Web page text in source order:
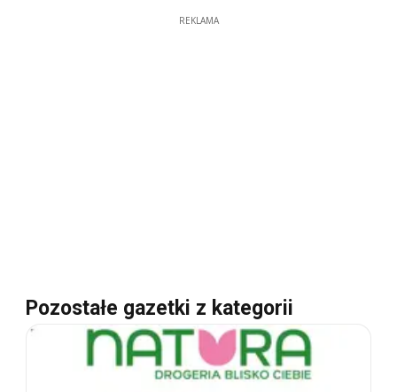
REKLAMA
Pozostałe gazetki z kategorii